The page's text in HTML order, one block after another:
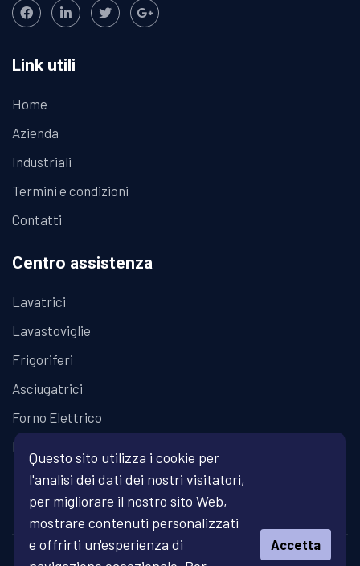
Questo sito utilizza i cookie per
l'analisi dei dati dei nostri visitatori,
per migliorare il nostro sito Web,
mostrare contenuti personalizzati
e offrirti un'esperienza di
Accetta
Link utili
Home
Azienda
Industriali
Termini e condizioni
Contatti
Centro assistenza
Lavatrici
Lavastoviglie
Frigoriferi
Asciugatrici
Forno Elettrico
Piano Cottura